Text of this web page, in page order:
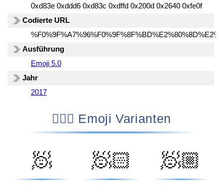
0xd83e 0xddd6 0xd83c 0xdffd 0x200d 0x2640 0xfe0f
Codierte URL
Ausführung
Emoji 5.0
Jahr
2017
🧖🏽‍♀️ Emoji Varianten
🧖 🧖🏻 🧖🏼